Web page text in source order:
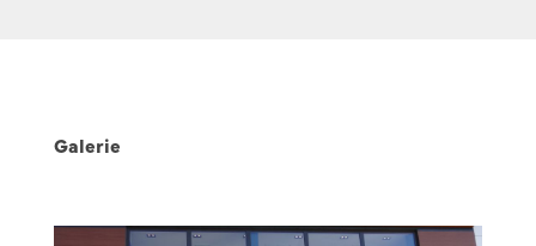
Galerie